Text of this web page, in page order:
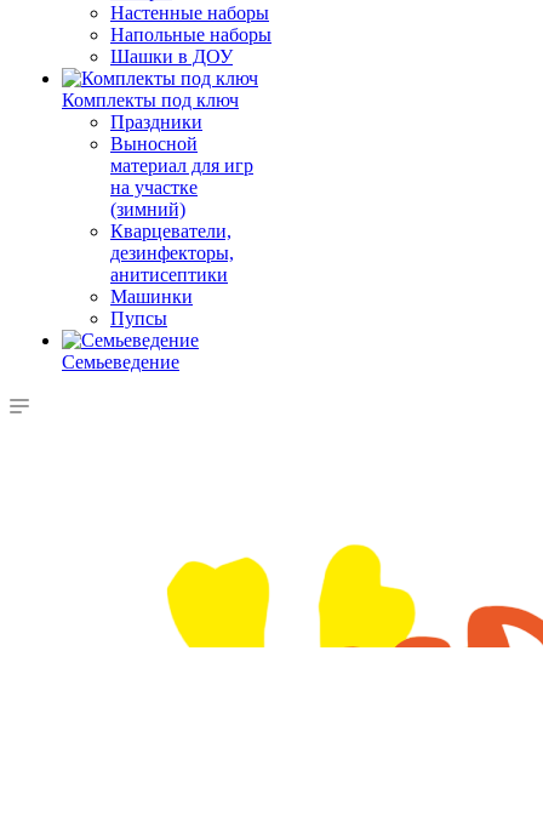
Настенные наборы
Напольные наборы
Шашки в ДОУ
Комплекты под ключ
Праздники
Выносной
материал для игр
на участке
(зимний)
Кварцеватели,
дезинфекторы,
анитисептики
Машинки
Пупсы
Семьеведение